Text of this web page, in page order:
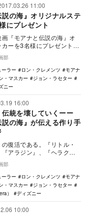
11:00
説の海』オリジナルステ
にプレゼント
『モアナと伝説の海』オ
カーを3名様にプレゼント。
ニメーション最新作とな
部
ラー
ロン・クレメンツ
モアナ
・マスカー
ジョン・ラセター
ニー
16:00
統を壊していくーー
説の海』が伝える作り手
の復活である。『リトル・
アラジン』、『ヘラクレ
ィズニー第二次黄金期を支
…
部
ラー
ロン・クレメンツ
モアナ
・マスカー
ジョン・ラセター
）
ディズニー
10:00